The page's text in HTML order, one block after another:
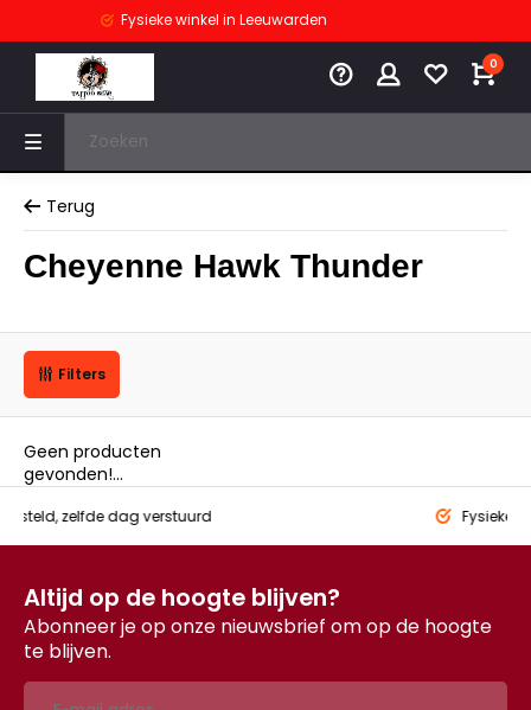
Fysieke winkelin Leeuwarden
0
Terug
Cheyenne Hawk Thunder
Filters
Geen producten
gevonden!...
zelfde dag verstuurd Fysieke winkel
Altijd op de hoogte blijven?
Abonneer je op onze nieuwsbrief om op de hoogte
te blijven.